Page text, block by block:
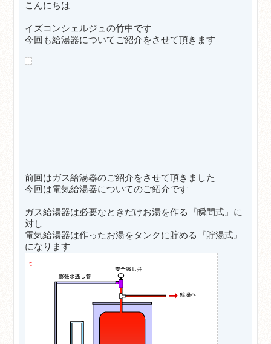
こんにちは
イズコンシェルジュの竹中です
今回も給湯器についてご紹介をさせて頂きます
前回はガス給湯器のご紹介をさせて頂きました
今回は電気給湯器についてのご紹介です
ガス給湯器は必要なときだけお湯を作る『瞬間式』に
対し
電気給湯器は作ったお湯をタンクに貯める『貯湯式』
になります